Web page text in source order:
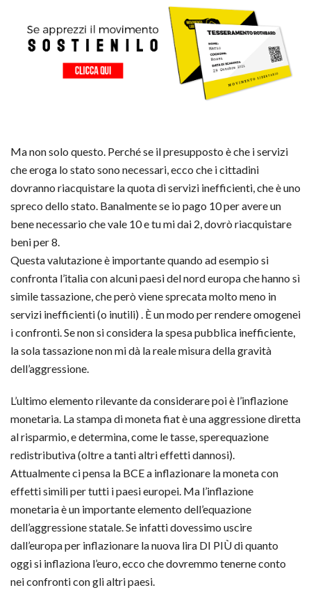
Ma non solo questo. Perché se il presupposto è che i servizi
che eroga lo stato sono necessari, ecco che i cittadini
dovranno riacquistare la quota di servizi inefficienti, che è uno
spreco dello stato. Banalmente se io pago 10 per avere un
bene necessario che vale 10 e tu mi dai 2, dovrò riacquistare
beni per 8.
Questa valutazione è importante quando ad esempio si
confronta l’italia con alcuni paesi del nord europa che hanno sì
simile tassazione, che però viene sprecata molto meno in
servizi inefficienti (o inutili) . È un modo per rendere omogenei
i confronti. Se non si considera la spesa pubblica inefficiente,
la sola tassazione non mi dà la reale misura della gravità
dell’aggressione.
L’ultimo elemento rilevante da considerare poi è l’inflazione
monetaria. La stampa di moneta fiat è una aggressione diretta
al risparmio, e determina, come le tasse, sperequazione
redistributiva (oltre a tanti altri effetti dannosi).
Attualmente ci pensa la BCE a inflazionare la moneta con
effetti simili per tutti i paesi europei. Ma l’inflazione
monetaria è un importante elemento dell’equazione
dell’aggressione statale. Se infatti dovessimo uscire
dall’europa per inflazionare la nuova lira DI PIÙ di quanto
oggi si inflaziona l’euro, ecco che dovremmo tenerne conto
nei confronti con gli altri paesi.